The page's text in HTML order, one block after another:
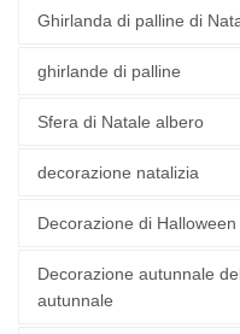
Ghirlanda di palline di
ghirlande di palline
Sfera di Natale albero
decorazione natalizia
Decorazione di Halloween
Decorazione autunnale
autunnale